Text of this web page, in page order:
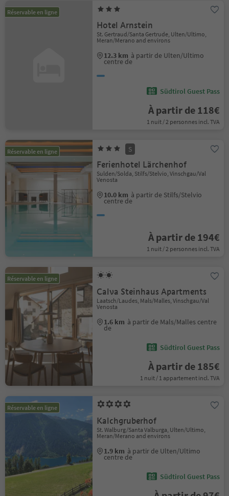
Réservable en ligne
Hotel Arnstein
St. Gertraud/Santa Gertrude, Ulten/Ultimo,
Meran/Merano and environs
12.3 km à partir de Ulten/Ultimo
centre de
Südtirol Guest Pass
À partir de 118€
1 nuit / 2 personnes incl. TVA
Réservable en ligne S
Ferienhotel Lärchenhof
Sulden/Solda, Stilfs/Stelvio, Vinschgau/Val
Venosta
10.0 km à partir de Stilfs/Stelvio
centre de
À partir de 194€
1 nuit / 2 personnes incl. TVA
Réservable en ligne
Calva Steinhaus Apartments
Laatsch/Laudes, Mals/Malles, Vinschgau/Val
Venosta
1.6 km à partir de Mals/Malles centre
de
Südtirol Guest Pass
À partir de 185€
1 nuit / 1 appartement incl. TVA
Réservable en ligne
Kalchgruberhof
St. Walburg/Santa Valburga, Ulten/Ultimo,
Meran/Merano and environs
1.9 km à partir de Ulten/Ultimo
centre de
Südtirol Guest Pass